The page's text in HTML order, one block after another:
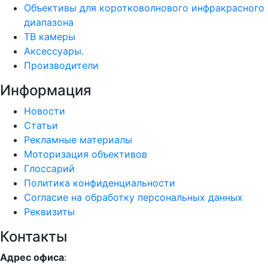
Объективы для коротковолнового инфракрасного
диапазона
ТВ камеры
Аксессуары.
Производители
Информация
Новости
Статьи
Рекламные материалы
Моторизация объективов
Глоссарий
Политика конфиденциальности
Согласие на обработку персональных данных
Реквизиты
Контакты
Адрес офиса: